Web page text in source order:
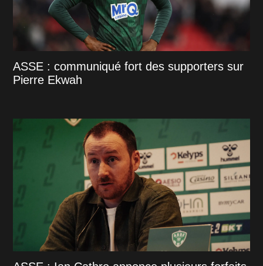
ASSE : communiqué fort des supporters sur
Pierre Ekwah